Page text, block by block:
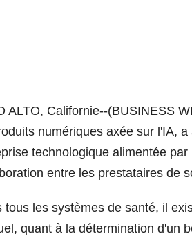
ALTO, Californie--(BUSINESS
numériques axée sur l'IA,
technologique alimentée
entre les prestataires de
tous les systèmes de santé, il
quant à la détermination d'un